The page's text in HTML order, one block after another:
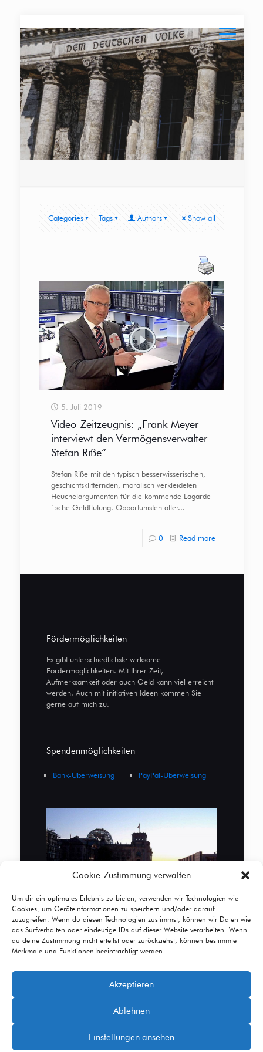
Cookie-Zustimmung verwalten
Um dir ein optimales Erlebnis zu bieten, verwenden wir Technologien wie
Cookies, um Geräteinformationen zu speichern und/oder darauf
zuzugreifen. Wenn du diesen Technologien zustimmst, können wir Daten wie
das Surfverhalten oder eindeutige IDs auf dieser Website verarbeiten. Wenn
du deine Zustimmung nicht erteilst oder zurückziehst, können bestimmte
Merkmale und Funktionen beeinträchtigt werden.
Akzeptieren
Ablehnen
Einstellungen ansehen
Categories Tags Authors Show all
5. Juli 2019
Video-Zeitzeugnis: „Frank Meyer
interviewt den Vermögensverwalter
Stefan Riße“
Stefan Riße mit den typisch besserwisserischen,
geschichtsklitternden, moralisch verkleideten
Heuchelargumenten für die kommende Lagarde
´sche Geldflutung. Opportunisten aller...
0 Read more
Fördermöglichkeiten
Es gibt unterschiedlichste wirksame
Fördermöglichkeiten. Mit Ihrer Zeit,
Aufmerksamkeit oder auch Geld kann viel erreicht
werden. Auch mit initiativen Ideen kommen Sie
gerne auf mich zu.
Spendenmöglichkeiten
Bank-Überweisung PayPal-Überweisung
© 2026 Betheme byMuffin group